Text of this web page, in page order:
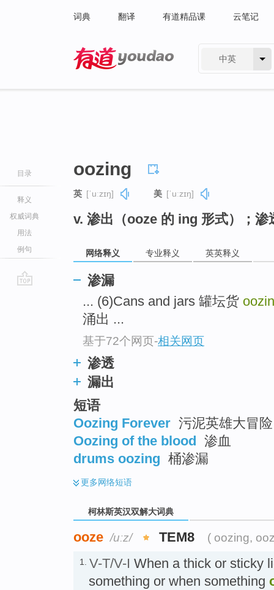
词典 翻译 有道精品课 云笔记
中英
目录
释义
权威词典
用法
例句
oozing
英 [ˈuːzɪŋ] 美 [ˈuːzɪŋ]
v. 渗出（ooze 的 ing 形式）；渗
网络释义 专业释义 英英释义
渗漏
... (6)Cans and jars 罐坛货
涌出 ...
基于72个网页-相关网页
渗透
漏出
短语
Oozing Forever 污泥英雄大冒险
Oozing of the blood
渗血
drums oozing 桶渗漏
更多网络短语
柯林斯英汉双解大词典
ooze /uːz/ TEM8 ( oozing,
1. V-T/V-I When a thick or sticky
something or when something